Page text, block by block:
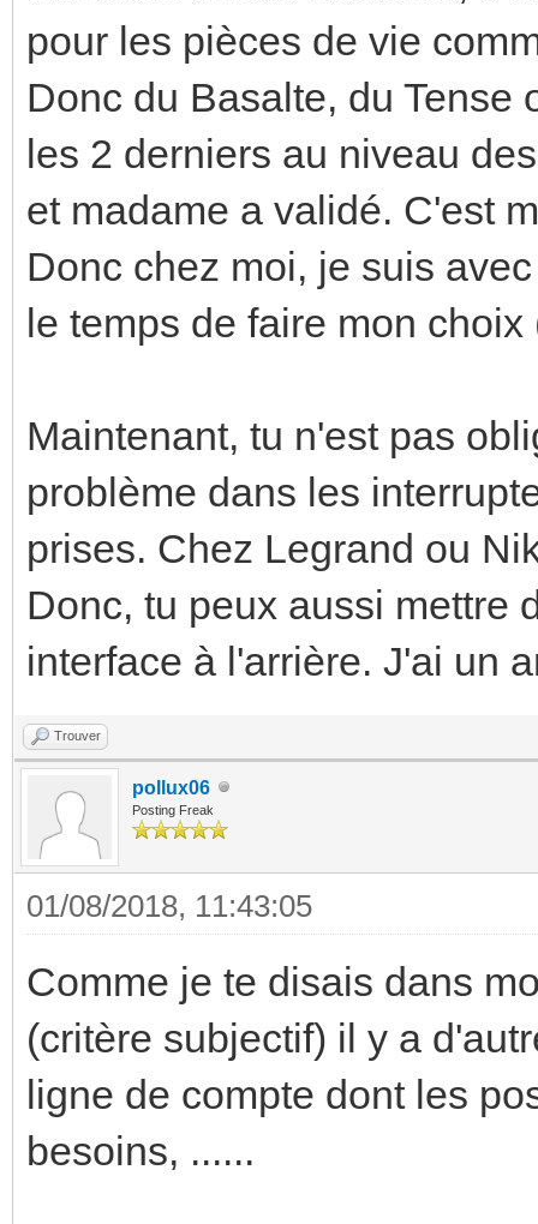
pour les pièces de vie
Donc du Basalte, du Tense
les 2 derniers au niveau
et madame a validé. C'est
Donc chez moi, je suis
le temps de faire mon
Maintenant, tu n'est pas
problème dans les
prises. Chez Legrand ou
Donc, tu peux aussi mettre
interface à l'arrière. J'ai un
Trouver
pollux06
Posting Freak
01/08/2018, 11:43:05
Comme je te disais dans
(critère subjectif) il y a
ligne de compte dont les
besoins, ......